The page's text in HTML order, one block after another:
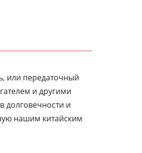
или передаточный
и другими
долговечности и
нашим китайским